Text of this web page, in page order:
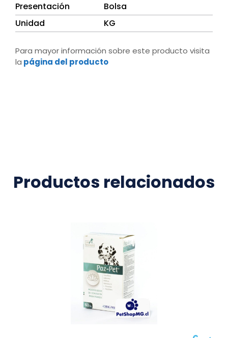
Presentación
Bolsa
Unidad
KG
Para mayor información sobre este producto visita
la página del producto
Productos relacionados